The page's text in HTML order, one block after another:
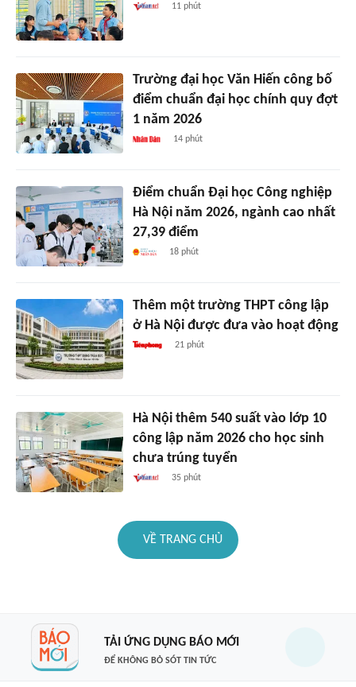
11 phút
Trường đại học Văn Hiến công bố
điểm chuẩn đại học chính quy đợt
1 năm 2026
14 phút
Điểm chuẩn Đại học Công nghiệp
Hà Nội năm 2026, ngành cao nhất
27,39 điểm
18 phút
Thêm một trường THPT công lập
ở Hà Nội được đưa vào hoạt động
21 phút
Hà Nội thêm 540 suất vào lớp 10
công lập năm 2026 cho học sinh
chưa trúng tuyển
35 phút
VỀ TRANG CHỦ
TẢI ỨNG DỤNG BÁO MỚI
ĐỂ KHÔNG BỎ SÓT TIN TỨC